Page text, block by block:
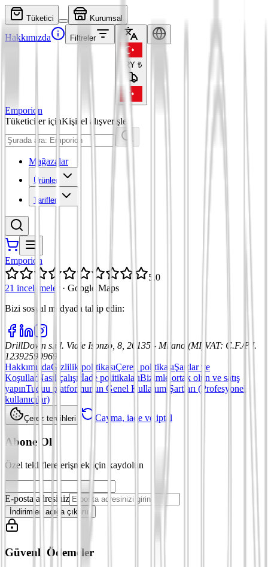
Tüketici Kurumsal
Hakkımızda Filtreler
TRY ₺
Emporion
Tüketiciler içinKişisel alışverişler
Mağazalar
Ürünler
Tarifler
Emporion
5,0
21 incelemeler
· Google Maps
Bizi sosyal medyada takip edin:
DrillDown s.r.l. Viale Isonzo, 8, 20135 - Milano (MI) VAT: C.F./P.I.
12392590969
HakkımızdaGizlilik politikasıÇerez politikasıŞartlar ve
KoşullarNasıl çalışırİade politikalarıBizimle ortak olun ve satış
yapınTuduu platformunun Genel Kullanım Şartları (Profesyonel
kullanıcılar)
Çerez tercihleri Cayma, iade ve iptal
Abone Ol
Özel tekliflere erişmek için kaydolun
E-posta adresiniz
İndirimleri açığa çıkarın
Güvenli Ödemeler